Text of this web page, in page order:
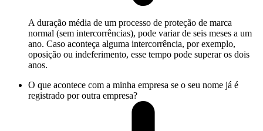
A duração média de um processo de proteção de marca
normal (sem intercorrências), pode variar de seis meses a um
ano. Caso aconteça alguma intercorrência, por exemplo,
oposição ou indeferimento, esse tempo pode superar os dois
anos.
O que acontece com a minha empresa se o seu nome já é
registrado por outra empresa?